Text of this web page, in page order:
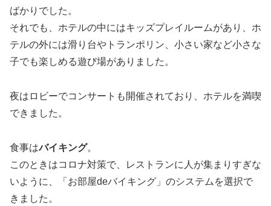
ばかりでした。
それでも、ホテルの中にはキッズプレイルームがあり、ホ
テルの外には滑り台やトランポリン、小さい家など小さな
子でも楽しめる遊び場がありました。
夜はロビーでコンサートも開催されており、ホテルを満喫
できました。
食事はバイキング。
このときはコロナ対策で、レストランに人が集まりすぎな
いように、「お部屋deバイキング」のシステムを選択で
きました。